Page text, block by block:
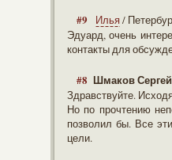
#9 Илья/
Эдуард, очень
контакты для
#8 Шмаков Сергей
Здравствуйте.
Но по прочтению
позволил бы. Все
цели.